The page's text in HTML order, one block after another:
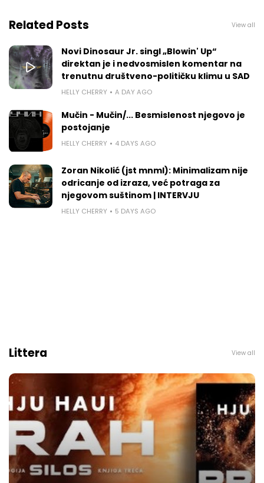
Related Posts View all
Novi Dinosaur Jr. singl „Blowin' Up“
direktan je i nedvosmislen komentar na
trenutnu društveno-političku klimu u SAD
HELLY CHERRY A DAY AGO
Mučin - Mučin/... Besmislenost njegovo je
postojanje
HELLY CHERRY 4 DAYS AGO
Zoran Nikolić (jst mnml): Minimalizam nije
odricanje od izraza, već potraga za
njegovom suštinom | INTERVJU
HELLY CHERRY 5 DAYS AGO
Littera View all